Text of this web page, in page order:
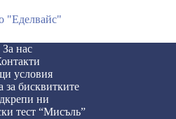
"Еделвайс"
За нас
условия
за бисквитките
ни
тест “Мисъль”